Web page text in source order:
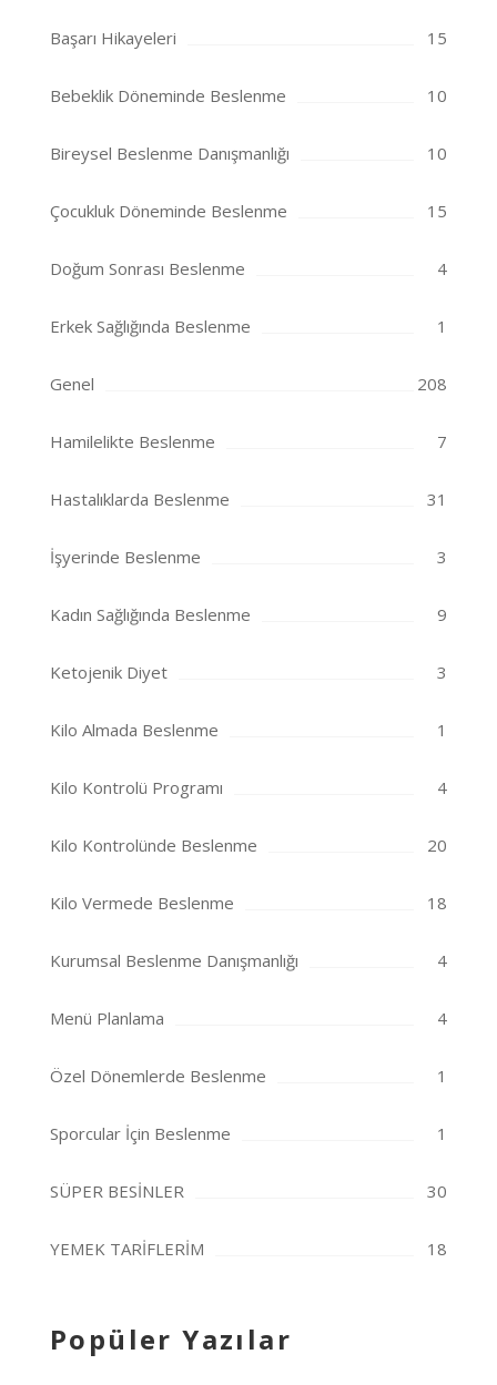
Başarı Hikayeleri 15
Bebeklik Döneminde Beslenme 10
Bireysel Beslenme Danışmanlığı 10
Çocukluk Döneminde Beslenme 15
Doğum Sonrası Beslenme 4
Erkek Sağlığında Beslenme 1
Genel 208
Hamilelikte Beslenme 7
Hastalıklarda Beslenme 31
İşyerinde Beslenme 3
Kadın Sağlığında Beslenme 9
Ketojenik Diyet 3
Kilo Almada Beslenme 1
Kilo Kontrolü Programı 4
Kilo Kontrolünde Beslenme 20
Kilo Vermede Beslenme 18
Kurumsal Beslenme Danışmanlığı 4
Menü Planlama 4
Özel Dönemlerde Beslenme 1
Sporcular İçin Beslenme 1
SÜPER BESİNLER 30
YEMEK TARİFLERİM 18
Popüler Yazılar